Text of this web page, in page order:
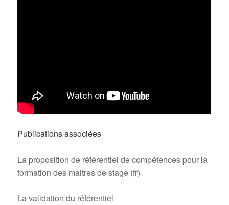
Publications associées
La proposition de référentiel de compétences pour la
formation des maitres de stage (fr)
La validation du référentiel